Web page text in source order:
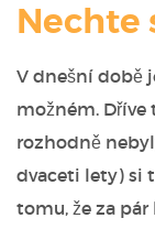
Nechte
V dnešní době
možném.
rozhodně
dvaceti lety) si
tomu, že za